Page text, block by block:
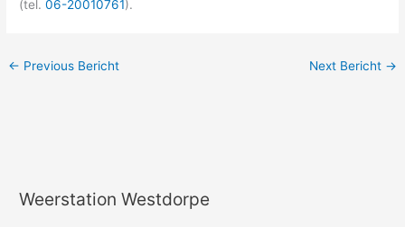
(tel.06-20010761).
← Previous Bericht Next Bericht →
Weerstation Westdorpe